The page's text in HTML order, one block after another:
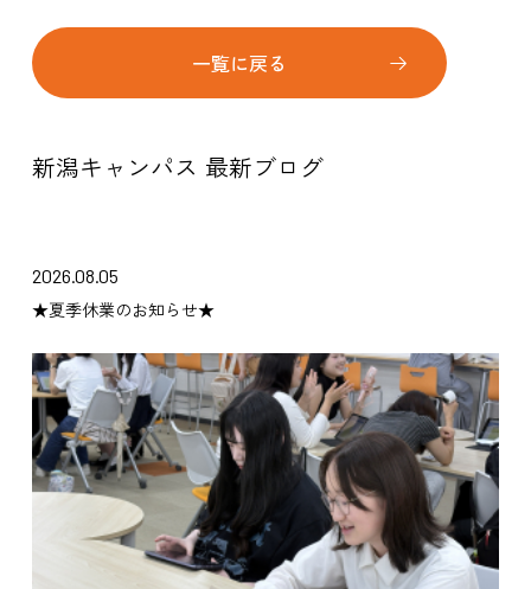
一覧に戻る
新潟キャンパス 最新ブログ
2026.08.05
★夏季休業のお知らせ★